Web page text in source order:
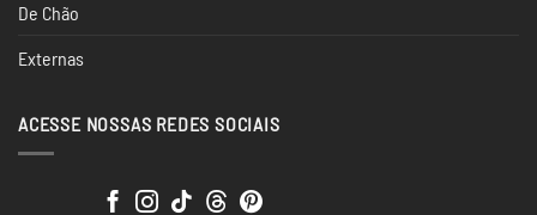
De Chão
Externas
ACESSE NOSSAS REDES SOCIAIS